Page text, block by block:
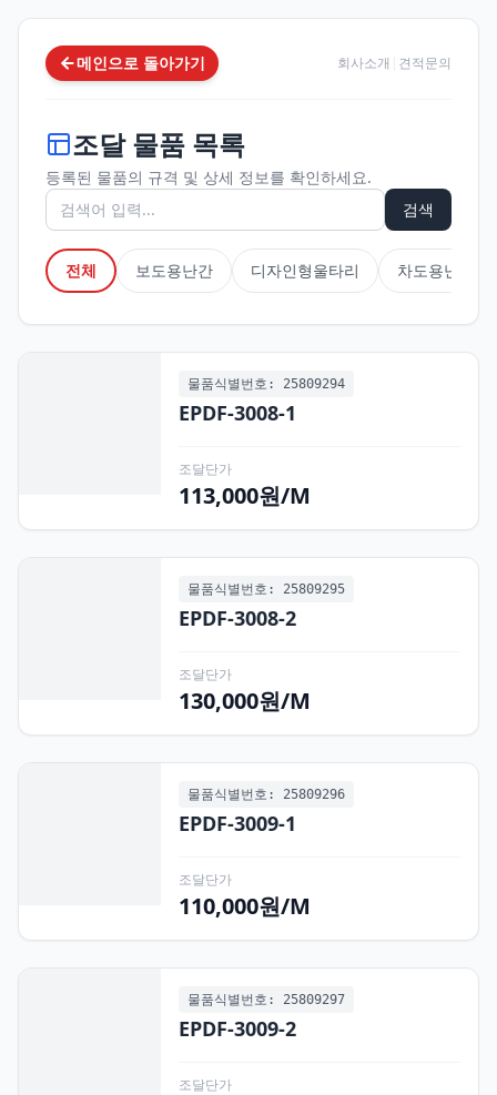
메인으로 돌아가기 회사소개 견적문의
조달 물품 목록
등록된 물품의 규격 및 상세 정보를 확인하세요.
검색
전체 보도용난간 디자인형울타리 차도용난간
물품식별번호: 25809294
EPDF-3008-1
조달단가
113,000원/M
물품식별번호: 25809295
EPDF-3008-2
조달단가
130,000원/M
물품식별번호: 25809296
EPDF-3009-1
조달단가
110,000원/M
물품식별번호: 25809297
EPDF-3009-2
조달단가